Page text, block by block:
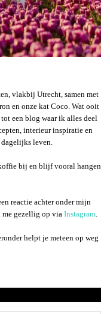
vlakbij Utrecht, samen met
en onze kat Coco. Wat ooit
een blog waar ik alles deel
interieur inspiratie en
leven.
bij en blijf vooral hangen
reactie achter onder mijn
me gezellig op via Instagram
helpt je meteen op weg